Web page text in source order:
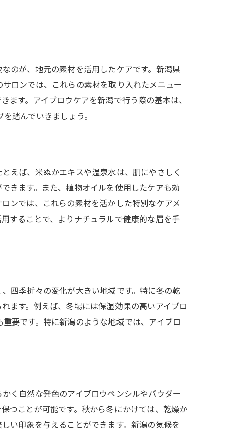
のが、地元の素材を活用したケアです。新潟県
ロンでは、これらの素材を取り入れたメニュー
す。アイブロウケアを新潟で行う際の基本は、
踏んでいきましょう。
えば、米ぬかエキスや温泉水は、肌にやさしく
きます。また、植物オイルを使用したケアも効
ンでは、これらの素材を活かした特別なケアメ
することで、よりナチュラルで健康的な眉を手
四季折々の変化が大きい地域です。特に冬の乾
ます。例えば、冬場には保湿効果の高いアイブロ
要です。特に新潟のような地域では、アイブロ
く自然な発色のアイブロウペンシルやパウダー
つことが可能です。秋から冬にかけては、乾燥か
い印象を与えることができます。新潟の気候を